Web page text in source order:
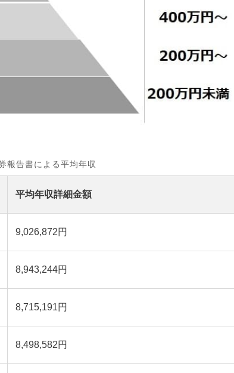
報告書による平均年収
平均年収詳細金額
9,026,872円
8,943,244円
8,715,191円
8,498,582円